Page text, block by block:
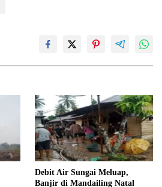
Debit Air Sungai Meluap,
Banjir di Mandailing Natal